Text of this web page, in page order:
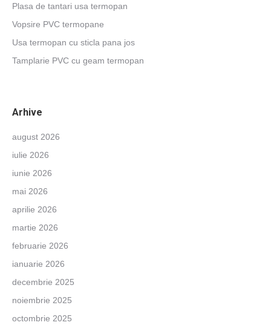
Plasa de tantari usa termopan
Vopsire PVC termopane
Usa termopan cu sticla pana jos
Tamplarie PVC cu geam termopan
Arhive
august 2026
iulie 2026
iunie 2026
mai 2026
aprilie 2026
martie 2026
februarie 2026
ianuarie 2026
decembrie 2025
noiembrie 2025
octombrie 2025